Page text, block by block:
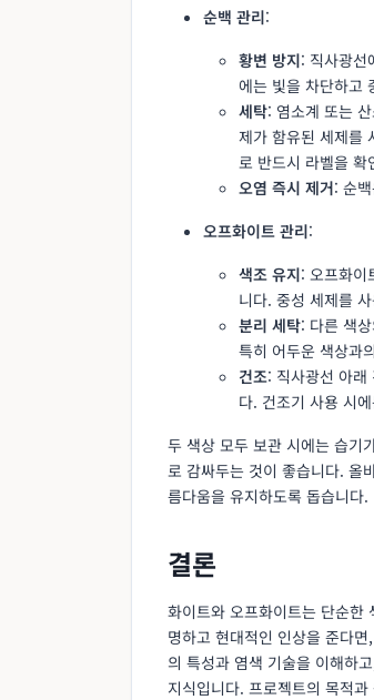
순백 관리:
황변 방지: 직사광선
에는 빛을 차단하고
세탁: 염소계 또는
제가 함유된 세제를
로 반드시 라벨을 확
오염 즉시 제거: 순
오프화이트 관리:
색조 유지: 오프화이
니다. 중성 세제를
분리 세탁: 다른 색
특히 어두운 색상과
건조: 직사광선 아래
다. 건조기 사용 시
두 색상 모두 보관 시에는 습기
로 감싸두는 것이 좋습니다. 올
름다움을 유지하도록 돕습니다.
결론
화이트와 오프화이트는 단순한
명하고 현대적인 인상을 준다
의 특성과 염색 기술을 이해하
지식입니다. 프로젝트의 목적